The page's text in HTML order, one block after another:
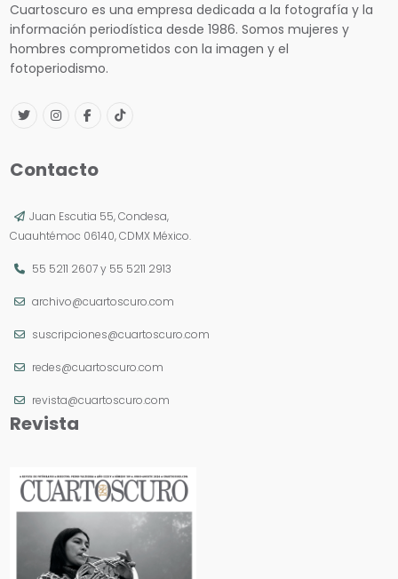
Cuartoscuro es una empresa dedicada a la fotografía y la
información periodística desde 1986. Somos mujeres y
hombres comprometidos con la imagen y el
fotoperiodismo.
Contacto
Juan Escutia 55, Condesa,
Cuauhtémoc 06140, CDMX México.
55 5211 2607y 55 5211 2913
archivo@cuartoscuro.com
suscripciones@cuartoscuro.com
redes@cuartoscuro.com
revista@cuartoscuro.com
Revista